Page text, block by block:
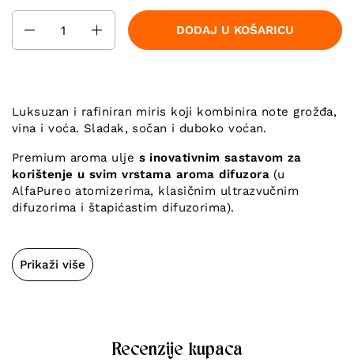
DODAJ U KOŠARICU
Luksuzan i rafiniran miris koji kombinira note grožđa,
vina i voća. Sladak, sočan i duboko voćan.
Premium aroma ulje s inovativnim sastavom za
korištenje u svim vrstama aroma difuzora (u
AlfaPureo atomizerima, klasičnim ultrazvučnim
difuzorima i štapićastim difuzorima).
Prikaži više
Recenzije kupaca